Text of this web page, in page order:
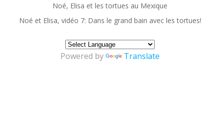
Noé, Elisa et les tortues au Mexique
Noé et Elisa, vidéo 7: Dans le grand bain avec les tortues!
Powered by Translate